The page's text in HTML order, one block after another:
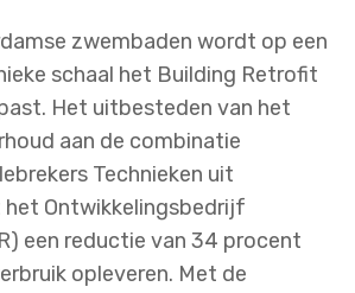
zwembaden wordt op een
schaal het Building Retrofit
Het uitbesteden van het
aan de combinatie
Technieken uit
Ontwikkelingsbedrijf
een reductie van 34 procent
opleveren. Met de